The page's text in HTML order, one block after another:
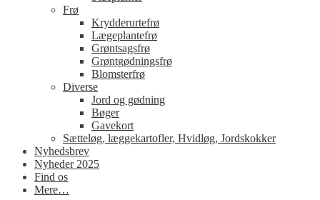
Frø
Krydderurtefrø
Lægeplantefrø
Grøntsagsfrø
Grøntgødningsfrø
Blomsterfrø
Diverse
Jord og gødning
Bøger
Gavekort
Sætteløg, læggekartofler, Hvidløg, Jordskokker
Nyhedsbrev
Nyheder 2025
Find os
Mere…